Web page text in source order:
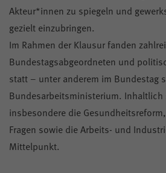
Akteur*innen zu spiegeln und
gezielt einzubringen.
Im Rahmen der Klausur fanden
Bundestagsabgeordneten und
statt – unter anderem im Bundestag
Bundesarbeitsministerium. Inhaltlich
insbesondere die
Fragen sowie die Arbeits- und
Mittelpunkt.